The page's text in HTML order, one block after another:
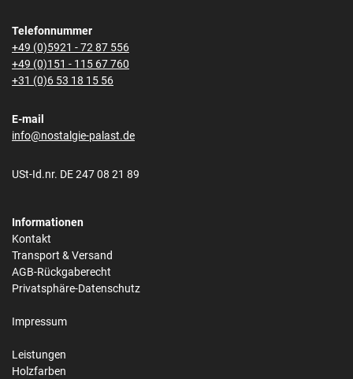
Telefonnummer
+49 (0)5921 - 72 87 556
+49 (0)151 - 115 67 760
+31 (0)6 53 18 15 56
E-mail
info@nostalgie-palast.de
USt-Id.nr. DE 247 08 21 89
Informationen
Kontakt
Transport & Versand
AGB-Rückgaberecht
Privatsphäre-Datenschutz
Impressum
Leistungen
Holzfarben